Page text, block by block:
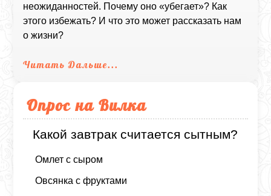
неожиданностей. Почему оно «убегает»? Как
этого избежать? И что это может рассказать нам
о жизни?
Читать Дальше...
Опрос на Вилка
Какой завтрак считается сытным?
Омлет с сыром
Овсянка с фруктами